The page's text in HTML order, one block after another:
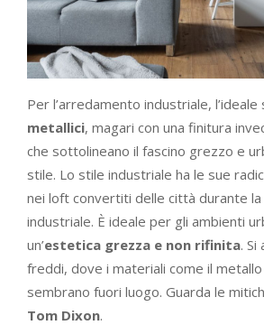
Per l’arredamento industriale, l’ideale
metallici, magari con una finitura
che sottolineano il fascino grezzo e
stile. Lo stile industriale ha le sue
nei loft convertiti delle città durante la
industriale. È ideale per gli ambienti
un’estetica grezza e non rifinita. Si
freddi, dove i materiali come il
sembrano fuori luogo. Guarda le
Tom Dixon.